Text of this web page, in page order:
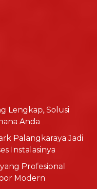
Lengkap, Solusi
Anda
Palangkaraya Jadi
Instalasinya
Profesional
Modern